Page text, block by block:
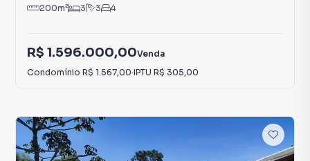
200m² 3 3 4
R$ 1.596.000,00Venda
Condomínio R$ 1.567,00·IPTU R$ 305,00